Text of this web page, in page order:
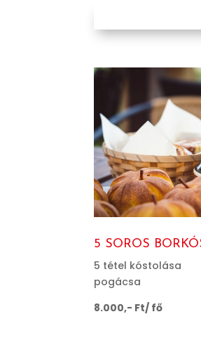
5 SOROS
5 tétel kóstolása
pogácsa
8.000,- Ft/ fő